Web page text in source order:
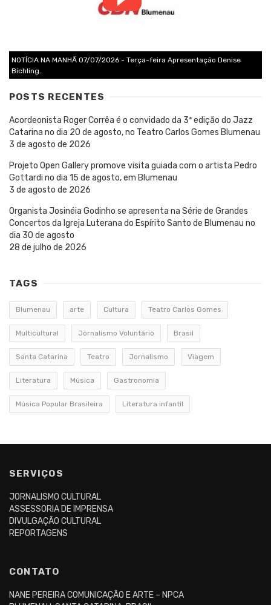
NOTÍCIA NA MANHÃ 07/07/2026 - Terça-feira Apresentação Denise
Bichling.
POSTS RECENTES
Acordeonista Roger Corrêa é o convidado da 3ª edição do Jazz
Catarina no dia 20 de agosto, no Teatro Carlos Gomes Blumenau
3 de agosto de 2026
Projeto Open Gallery promove visita guiada com o artista Pedro
Gottardi no dia 15 de agosto, em Blumenau
3 de agosto de 2026
Organista Josinéia Godinho se apresenta na Série de Grandes
Concertos da Igreja Luterana do Espírito Santo de Blumenau no
dia 30 de agosto
28 de julho de 2026
TAGS
Blumenau arte Cultura Teatro Carlos Gomes
Multicultural Jornalismo Voluntário Brasil
Santa Catarina Teatro Jornalismo Viagem
Literatura Música Gastronomia
Música Popular Brasileira Literatura infantil
SERVIÇOS
JORNALISMO CULTURAL
ASSESSORIA DE IMPRENSA
DIVULGAÇÃO CULTURAL
REPORTAGENS
CONTATO
NANE PEREIRA COMUNICAÇÃO E ARTE – NPCA